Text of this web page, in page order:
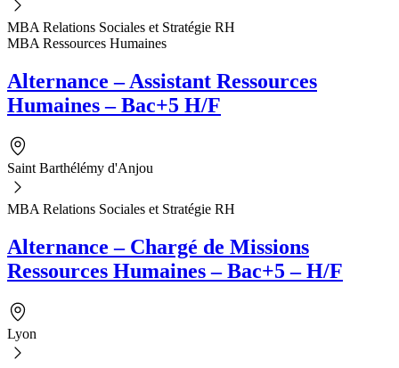
MBA Relations Sociales et Stratégie RH
MBA Ressources Humaines
Alternance – Assistant Ressources
Humaines – Bac+5 H/F
Saint Barthélémy d'Anjou
MBA Relations Sociales et Stratégie RH
Alternance – Chargé de Missions
Ressources Humaines – Bac+5 – H/F
Lyon